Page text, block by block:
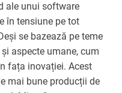
ale unui software
în tensiune pe tot
se bazează pe teme
aspecte umane, cum
fața inovației. Acest
mai bune producții de